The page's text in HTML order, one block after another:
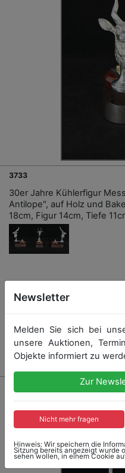
3733
30er Jahre Kühlerfigur
Antilope", auf Holz und
18cm, Figur 14cm, Tiefe
Kein
Newsletter
Melden Sie sich bei
unsere Auktionen,
Objekte informiert zu
Zur
Nicht mehr fragen
Hinweis: Wir speichern die
Sitzung bereits angezeigt wurde
sehen wollen, in einem Cookie